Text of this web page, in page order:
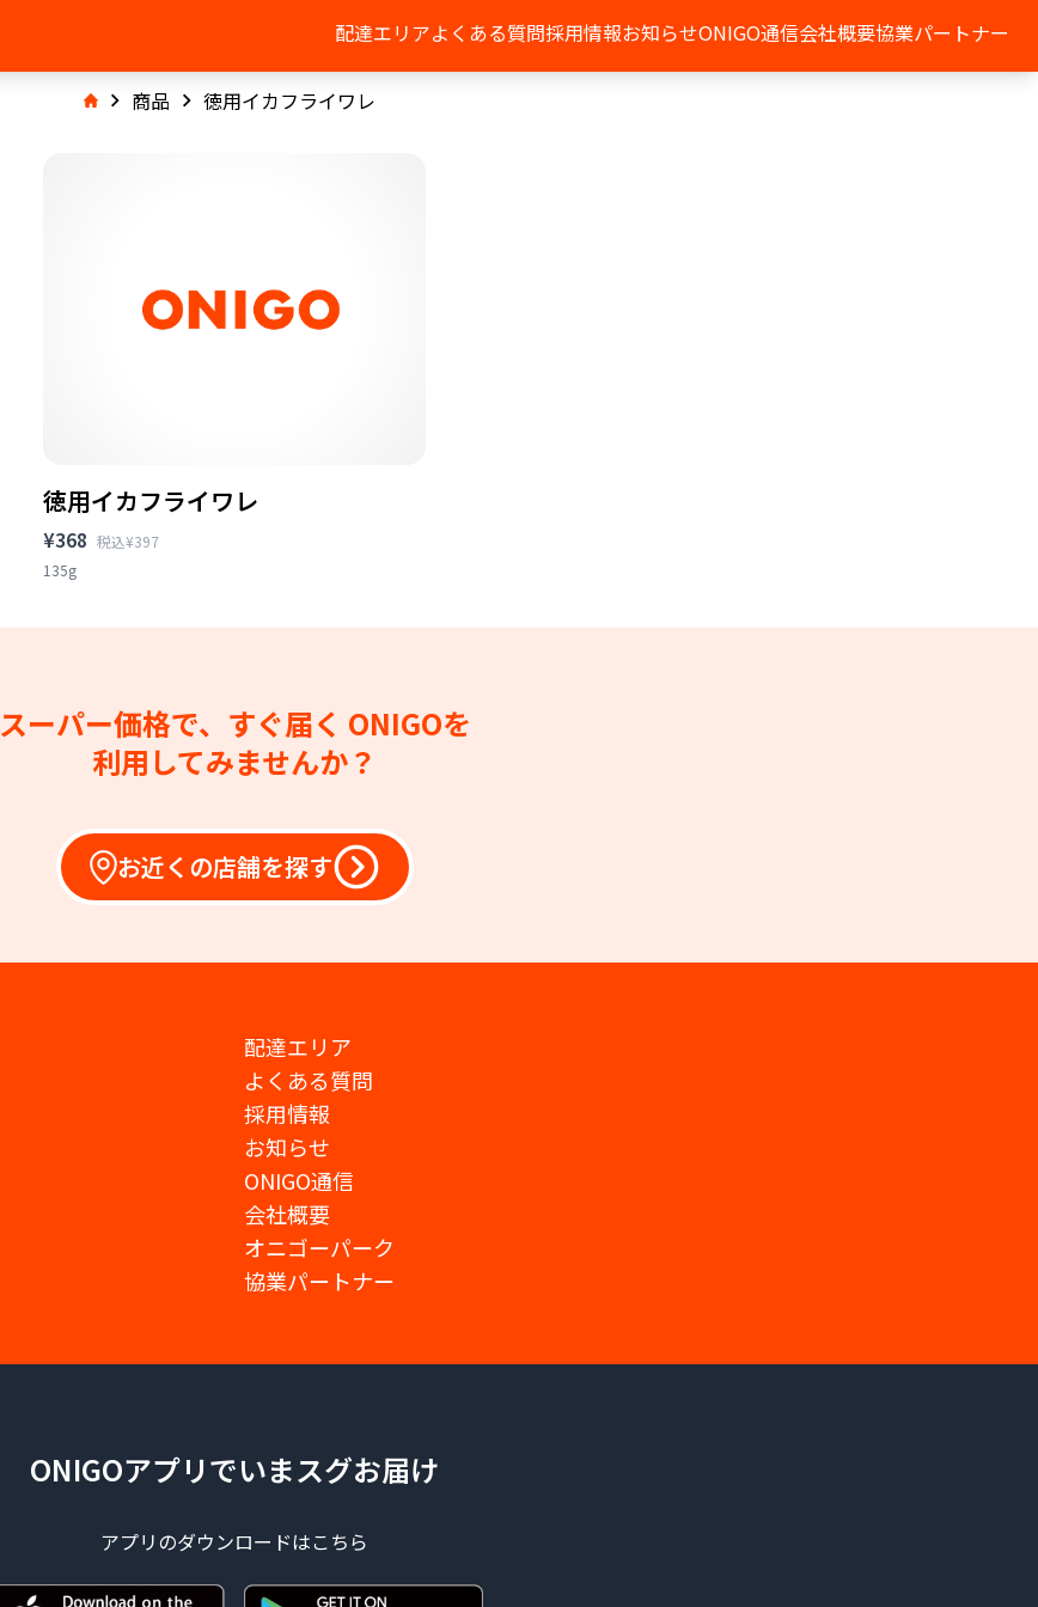
配達エリアよくある質問採用情報お知らせONIGO通信会社概要協業パートナー
商品 徳用イカフライワレ
徳用イカフライワレ
¥368 税込¥397
135g
スーパー価格で、すぐ届く ONIGOを
利用してみませんか？
お近くの店舗を探す
配達エリア
よくある質問
採用情報
お知らせ
ONIGO通信
会社概要
オニゴーパーク
協業パートナー
ONIGOアプリでいまスグお届け
アプリのダウンロードはこちら